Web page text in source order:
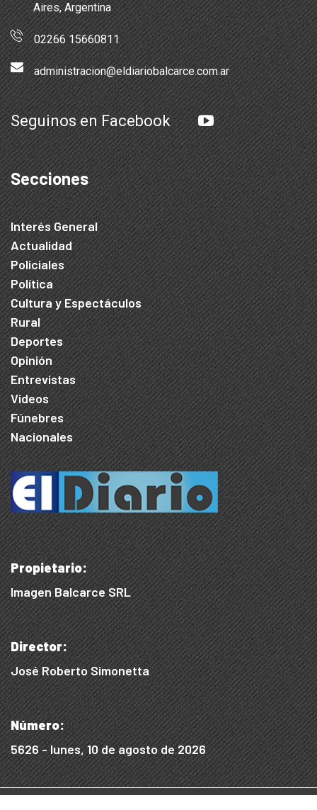
Aires, Argentina
02266 15660811
administracion@eldiariobalcarce.com.ar
Seguinos en Facebook
Secciones
Interés General
Actualidad
Policiales
Política
Cultura y Espectáculos
Rural
Deportes
Opinión
Entrevistas
Videos
Fúnebres
Nacionales
Propietario:
Imagen Balcarce SRL
Director:
José Roberto Simonetta
Número:
5626 - lunes, 10 de agosto de 2026